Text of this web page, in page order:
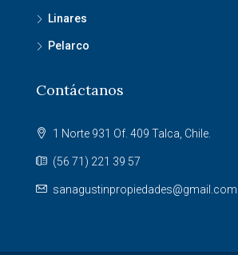
Linares
Pelarco
Contáctanos
1 Norte 931 Of. 409 Talca, Chile.
(56 71) 221 39 57
sanagustinpropiedades@gmail.com